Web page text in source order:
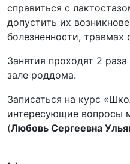
справиться с
допустить их
болезненности, травмах
Занятия проходят 2
зале роддома.
Записаться на курс
интересующие вопросы
(Любовь Сергеевна